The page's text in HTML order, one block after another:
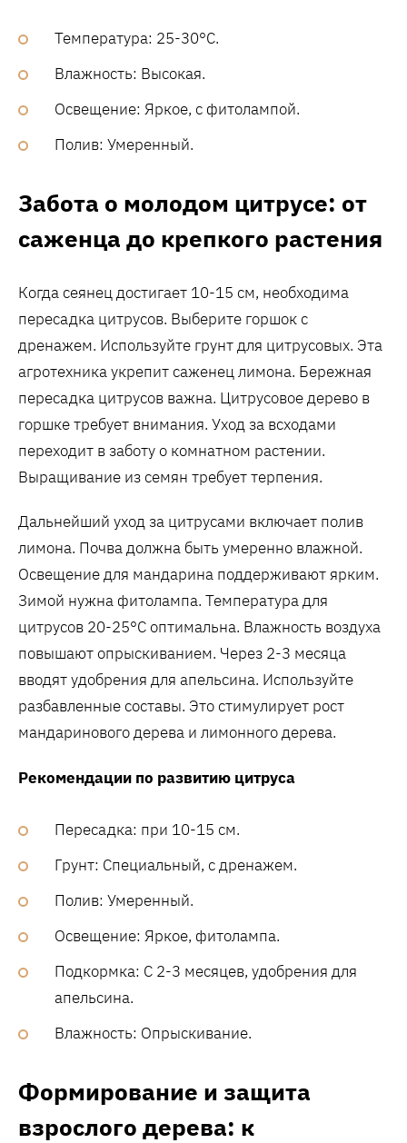
Температура: 25-30°C.
Влажность: Высокая.
Освещение: Яркое, с фитолампой.
Полив: Умеренный.
Забота о молодом цитрусе: от
саженца до крепкого растения
Когда сеянец достигает 10-15 см, необходима
пересадка цитрусов. Выберите горшок с
дренажем. Используйте грунт для цитрусовых. Эта
агротехника укрепит саженец лимона. Бережная
пересадка цитрусов важна. Цитрусовое дерево в
горшке требует внимания. Уход за всходами
переходит в заботу о комнатном растении.
Выращивание из семян требует терпения.
Дальнейший уход за цитрусами включает полив
лимона. Почва должна быть умеренно влажной.
Освещение для мандарина поддерживают ярким.
Зимой нужна фитолампа. Температура для
цитрусов 20-25°C оптимальна. Влажность воздуха
повышают опрыскиванием. Через 2-3 месяца
вводят удобрения для апельсина. Используйте
разбавленные составы. Это стимулирует рост
мандаринового дерева и лимонного дерева.
Рекомендации по развитию цитруса
Пересадка: при 10-15 см.
Грунт: Специальный, с дренажем.
Полив: Умеренный.
Освещение: Яркое, фитолампа.
Подкормка: С 2-3 месяцев, удобрения для
апельсина.
Влажность: Опрыскивание.
Формирование и защита
взрослого дерева: к